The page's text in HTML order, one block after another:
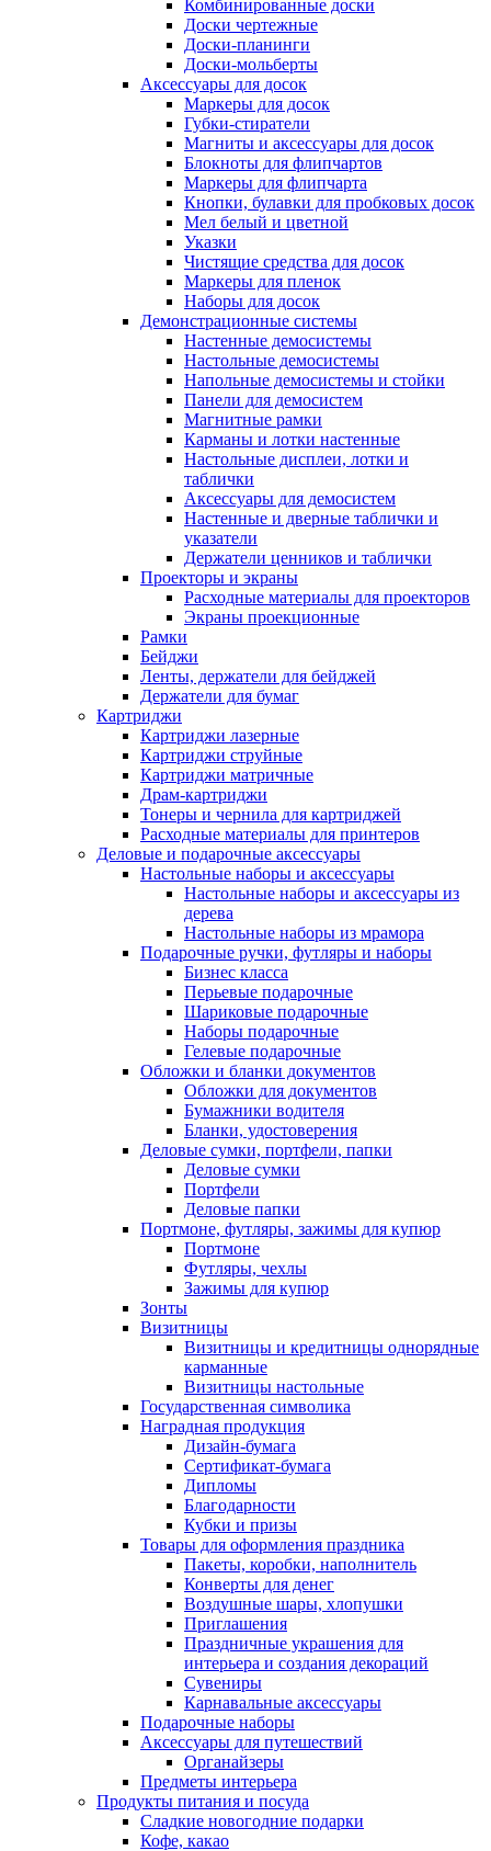
Комбинированные доски
Доски чертежные
Доски-планинги
Доски-мольберты
Аксессуары для досок
Маркеры для досок
Губки-стиратели
Магниты и аксессуары для досок
Блокноты для флипчартов
Маркеры для флипчарта
Кнопки, булавки для пробковых досок
Мел белый и цветной
Указки
Чистящие средства для досок
Маркеры для пленок
Наборы для досок
Демонстрационные системы
Настенные демосистемы
Настольные демосистемы
Напольные демосистемы и стойки
Панели для демосистем
Магнитные рамки
Карманы и лотки настенные
Настольные дисплеи, лотки и
таблички
Аксессуары для демосистем
Настенные и дверные таблички и
указатели
Держатели ценников и таблички
Проекторы и экраны
Расходные материалы для проекторов
Экраны проекционные
Рамки
Бейджи
Ленты, держатели для бейджей
Держатели для бумаг
Картриджи
Картриджи лазерные
Картриджи струйные
Картриджи матричные
Драм-картриджи
Тонеры и чернила для картриджей
Расходные материалы для принтеров
Деловые и подарочные аксессуары
Настольные наборы и аксессуары
Настольные наборы и аксессуары из
дерева
Настольные наборы из мрамора
Подарочные ручки, футляры и наборы
Бизнес класса
Перьевые подарочные
Шариковые подарочные
Наборы подарочные
Гелевые подарочные
Обложки и бланки документов
Обложки для документов
Бумажники водителя
Бланки, удостоверения
Деловые сумки, портфели, папки
Деловые сумки
Портфели
Деловые папки
Портмоне, футляры, зажимы для купюр
Портмоне
Футляры, чехлы
Зажимы для купюр
Зонты
Визитницы
Визитницы и кредитницы однорядные
карманные
Визитницы настольные
Государственная символика
Наградная продукция
Дизайн-бумага
Сертификат-бумага
Дипломы
Благодарности
Кубки и призы
Товары для оформления праздника
Пакеты, коробки, наполнитель
Конверты для денег
Воздушные шары, хлопушки
Приглашения
Праздничные украшения для
интерьера и создания декораций
Сувениры
Карнавальные аксессуары
Подарочные наборы
Аксессуары для путешествий
Органайзеры
Предметы интерьера
Продукты питания и посуда
Сладкие новогодние подарки
Кофе, какао